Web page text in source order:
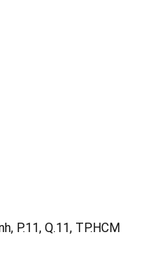
P.11, Q.11, TP.HCM